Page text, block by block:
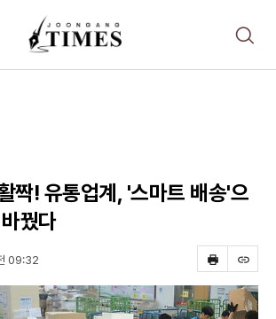
검
짝! 유통업계, '스마트 배송'으
꿨다
프
린
트
스
크
랩
09:32